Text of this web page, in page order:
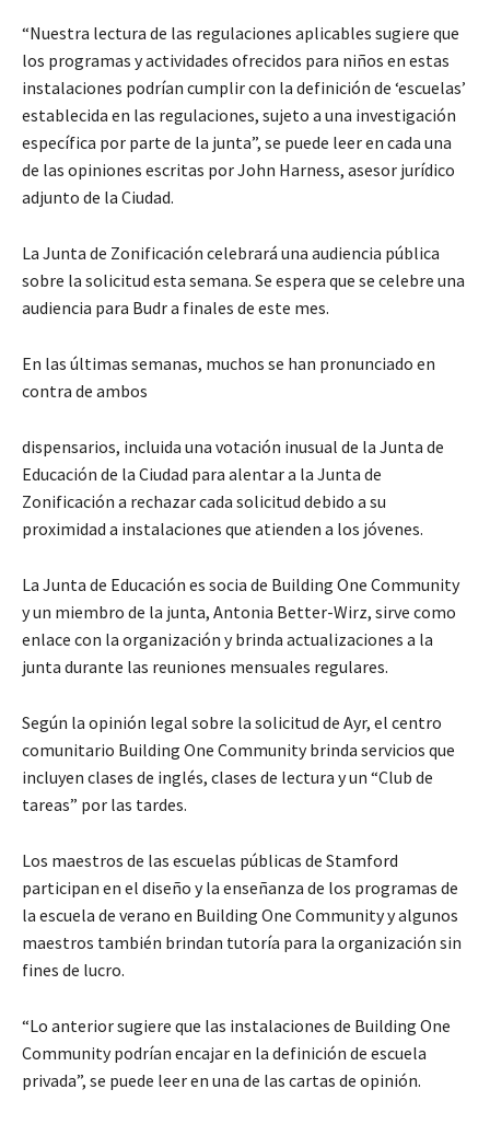
“Nuestra lectura de las regulaciones aplicables sugiere que
los programas y actividades ofrecidos para niños en estas
instalaciones podrían cumplir con la definición de ‘escuelas’
establecida en las regulaciones, sujeto a una investigación
específica por parte de la junta”, se puede leeren cada una
de las opiniones escritas por John Harness, asesor jurídico
adjunto de la Ciudad.
La Junta de Zonificación celebrará una audiencia pública
sobre la solicitud esta semana. Se espera que se celebre una
audiencia para Budra finales de este mes.
En las últimas semanas, muchos se han pronunciado en
contra de ambos
dispensarios, incluida una votación inusual de la Junta de
Educación de la Ciudad para alentar a la Junta de
Zonificación a rechazar cada solicitud debido a su
proximidad a instalaciones que atienden a los jóvenes.
La Junta de Educación es socia de Building One Community
y un miembro de la junta, Antonia Better-Wirz, sirve como
enlace con la organización y brinda actualizaciones a la
junta durante las reuniones mensuales regulares.
Según la opinión legal sobre la solicitud de Ayr, el centro
comunitario Building One Communitybrinda servicios que
incluyen clases de inglés, clases de lectura y un “Club de
tareas” por las tardes.
Los maestros de las escuelas públicas de Stamford
participan en el diseño y la enseñanza de los programas de
la escuela de verano en Building One Communityy algunos
maestros también brindan tutoría para la organización sin
fines de lucro.
“Lo anterior sugiere que las instalaciones de Building One
Communitypodrían encajar en la definición de escuela
privada”, se puede leeren una de las cartas de opinión.